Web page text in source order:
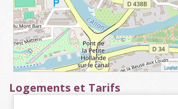
Leaflet
Logements et Tarifs